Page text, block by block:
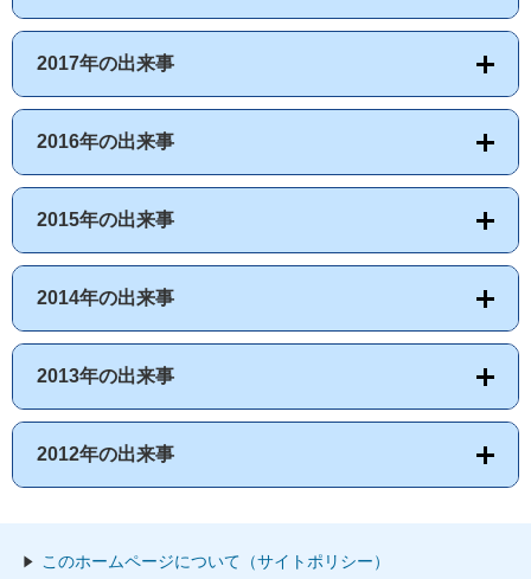
2017年の出来事
2016年の出来事
2015年の出来事
2014年の出来事
2013年の出来事
2012年の出来事
このホームページについて（サイトポリシー）